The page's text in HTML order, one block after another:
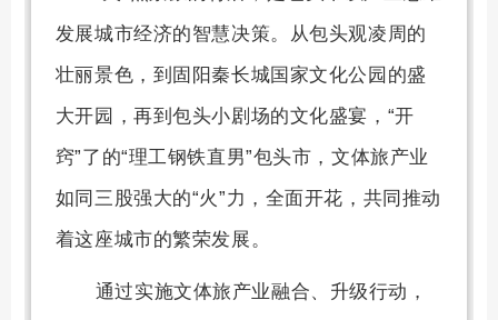
发展城市经济的智慧决策。从包头观凌周的
壮丽景色，到固阳秦长城国家文化公园的盛
大开园，再到包头小剧场的文化盛宴，“开
窍”了的“理工钢铁直男”包头市，文体旅产业
如同三股强大的“火”力，全面开花，共同推动
着这座城市的繁荣发展。
通过实施文体旅产业融合、升级行动，